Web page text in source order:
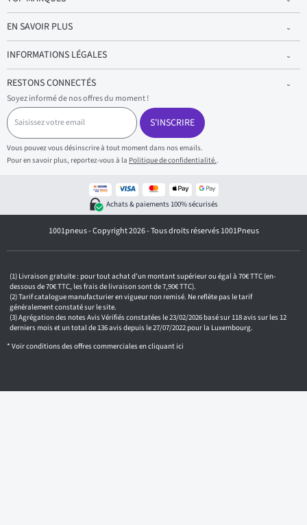
EN SAVOIR PLUS
INFORMATIONS LÉGALES
RESTONS CONNECTÉS
Soyez informé de nos offres du moment !
S
a
i
s
i
s
e
m
a
S'INSCRIRE
Vous pouvez vous désinscrire à tout moment dans nos emails.
Pour en savoir plus, reportez-vous à la Politique de confidentialité..
Achats & paiements 100% sécurisés
1001pneus - Copyright 2026 - Tous droits réservés 1001Pneus
Livraison gratuite : pour tout achat d'un montant supérieur ou égal à 70€ TTC (en-
dessous de 70€ TTC, les frais de livraison sont de 7,90€ TTC).
Tarif catalogue manufacturier en vigueur non remisé. Ne reflète pas le tarif
généralement constaté sur le site.
Agrégation des notes Avis Vérifiés constatées le 23/02/2026 basé sur 118 avis sur les 12
derniers mois et un total de 136 avis depuis le 27/07/2022 pour la Luxembourg.
* Voir conditions des offres commerciales encliquant ici